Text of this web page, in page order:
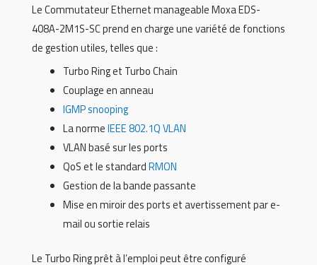
Le Commutateur Ethernet manageable Moxa EDS-
408A-2M1S-SC prend en charge une variété de fonctions
de gestion utiles, telles que :
Turbo Ring et Turbo Chain
Couplage en anneau
IGMP snooping
La normeIEEE 802.1Q VLAN
VLAN basé sur les ports
QoS et le standardRMON
Gestion de la bande passante
Mise en miroir des ports et avertissement par e-
mail ou sortie relais
Le Turbo Ring prêt à l’emploi peut être configuré